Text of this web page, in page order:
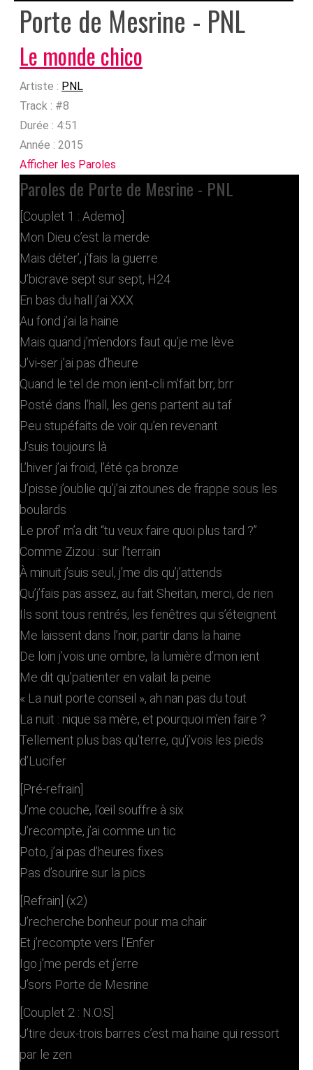
Porte de Mesrine - PNL
Le monde chico
Artiste : PNL
Track : #8
Durée : 4:51
Année : 2015
Afficher les Paroles
Paroles de Porte de Mesrine - PNL
[Couplet 1 : Ademo]
Mon Dieu c’est la merde
Mais déter’, j’fais la guerre
J’bicrave sept sur sept, H24
En bas du hall j’ai XXX
Au fond j’ai la haine
Mais quand j’m’endors faut qu’je me lève
J’vi-ser j’ai pas d’heure
Quand le tel de mon ient-cli m’fait brr, brr
Posté dans l’hall, les gens partent au taf
Peu stupéfaits de voir qu’en revenant
J’suis toujours là
L’hiver j’ai froid, l’été ça bronze
J’pisse j’oublie qu’j’ai zitounes de frappe sous les
boulards
Le prof’ m’a dit “tu veux faire quoi plus tard ?”
Comme Zizou : sur l’terrain
À minuit j’suis seul, j’me dis qu’j’attends
Qu’j’fais pas assez, au fait Sheitan, merci, de rien
Ils sont tous rentrés, les fenêtres qui s’éteignent
Me laissent dans l’noir, partir dans la haine
De loin j’vois une ombre, la lumière d’mon ient
Me dit qu’patienter en valait la peine
« La nuit porte conseil », ah nan pas du tout
La nuit : nique sa mère, et pourquoi m’en faire ?
Tellement plus bas qu’terre, qu‘j’vois les pieds
d’Lucifer
[Pré-refrain]
J’me couche, l’œil souffre à six
J’recompte, j’ai comme un tic
Poto, j’ai pas d’heures fixes
Pas d’sourire sur la pics
[Refrain] (x2)
J’recherche bonheur pour ma chair
Et j’recompte vers l’Enfer
Igo j’me perds et j’erre
J’sors Porte de Mesrine
[Couplet 2 : N.O.S]
J’tire deux-trois barres c’est ma haine qui ressort
par le zen